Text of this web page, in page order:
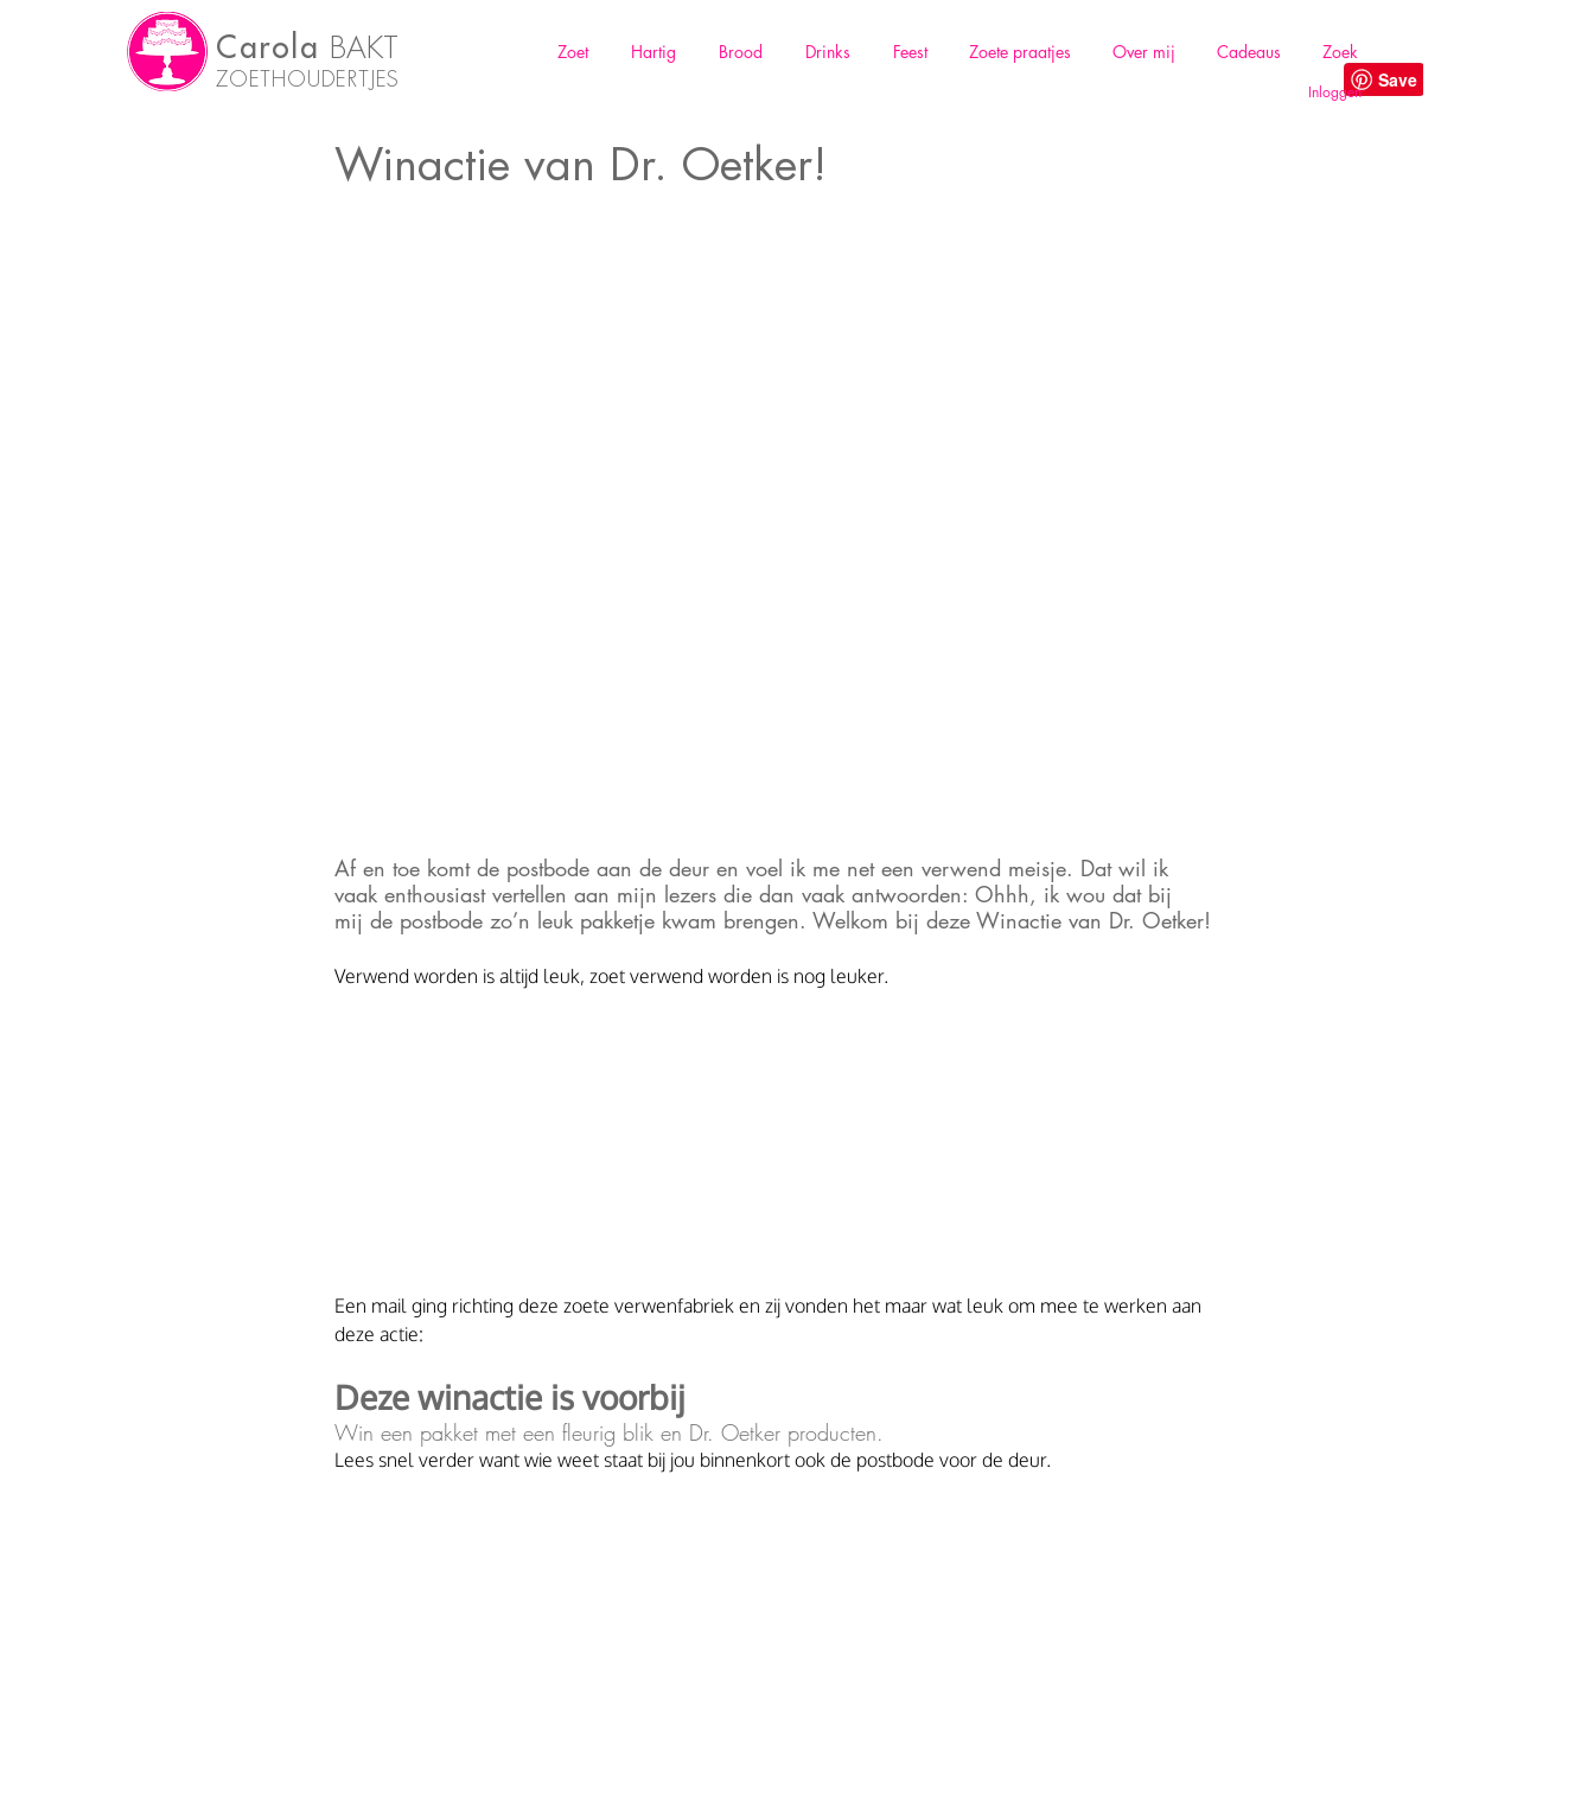
Carola BAKT
ZOETHOUDERTJES
Zoet Hartig Brood Drinks Feest Zoete praatjes Over mij Cadeaus Zoek
Inloggen
Winactie van Dr. Oetker!
Af en toe komt de postbode aan de deur en voel ik me net een verwend meisje. Dat wil ik
vaak enthousiast vertellen aan mijn lezers die dan vaak antwoorden: Ohhh, ik wou dat bij
mij de postbode zo’n leuk pakketje kwam brengen. Welkom bij deze Winactie van Dr. Oetker!
Verwend worden is altijd leuk, zoet verwend worden is nog leuker.
Een mail ging richting deze zoete verwenfabriek en zij vonden het maar wat leuk om mee te werken aan
deze actie:
Deze winactie is voorbij
Win een pakket met een fleurig blik en Dr. Oetker producten.
Lees snel verder want wie weet staat bij jou binnenkort ook de postbode voor de deur.